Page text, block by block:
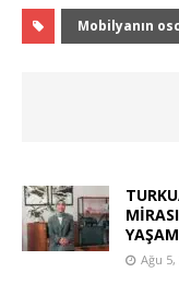
Mobilyanın
Ağu 5,